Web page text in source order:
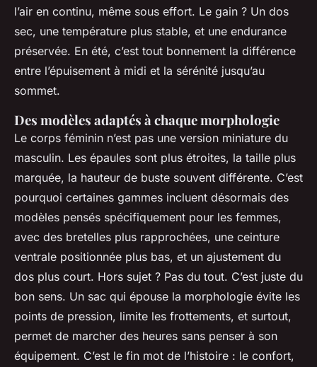
l’air en continu, même sous effort. Le gain ? Un dos
sec, une température plus stable, et une endurance
préservée. En été, c’est tout bonnement la différence
entre l’épuisement à midi et la sérénité jusqu’au
sommet.
Des modèles adaptés à chaque morphologie
Le corps féminin n’est pas une version miniature du
masculin. Les épaules sont plus étroites, la taille plus
marquée, la hauteur de buste souvent différente. C’est
pourquoi certaines gammes incluent désormais des
modèles pensés spécifiquement pour les femmes,
avec des bretelles plus rapprochées, une ceinture
ventrale positionnée plus bas, et un ajustement du
dos plus court. Hors sujet ? Pas du tout. C’est juste du
bon sens. Un sac qui épouse la morphologie évite les
points de pression, limite les frottements, et surtout,
permet de marcher des heures sans penser à son
équipement. C’est le fin mot de l’histoire : le confort,